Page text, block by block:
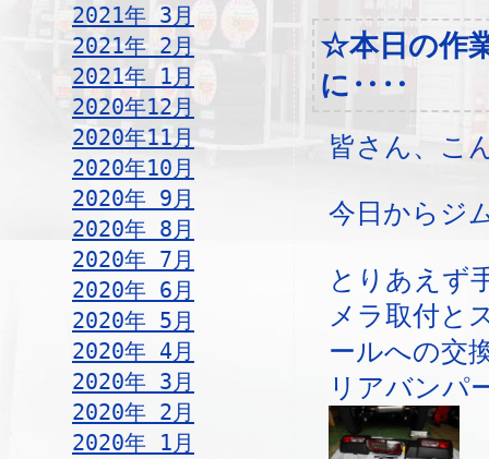
2021年 3月
2021年 2月
2021年 1月
2020年12月
2020年11月
2020年10月
2020年 9月
2020年 8月
2020年 7月
2020年 6月
2020年 5月
2020年 4月
2020年 3月
2020年 2月
2020年 1月
☆本日の作
に‥‥
皆さん、こ
今日からジ
とりあえず
メラ取付と
ールへの交
リアバンパ